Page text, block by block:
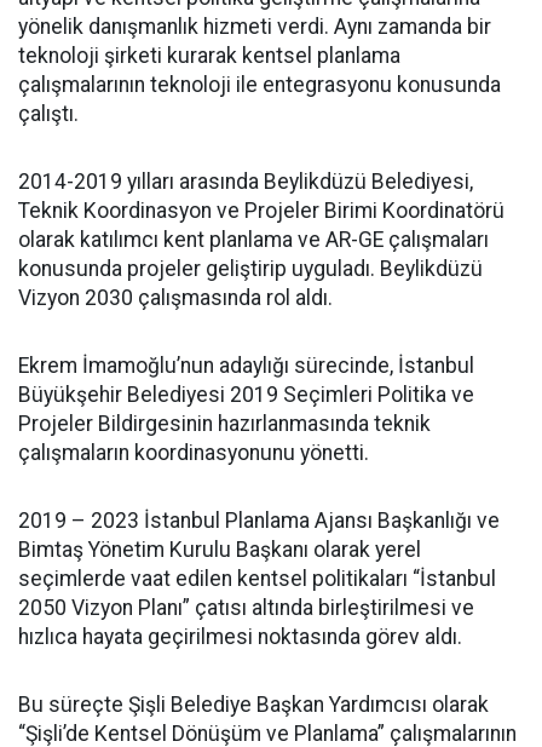
yönelik danışmanlık hizmeti verdi. Aynı zamanda bir
teknoloji şirketi kurarak kentsel planlama
çalışmalarının teknoloji ile entegrasyonu konusunda
çalıştı.
2014-2019 yılları arasında Beylikdüzü Belediyesi,
Teknik Koordinasyon ve Projeler Birimi Koordinatörü
olarak katılımcı kent planlama ve AR-GE çalışmaları
konusunda projeler geliştirip uyguladı. Beylikdüzü
Vizyon 2030 çalışmasında rol aldı.
Ekrem İmamoğlu’nun adaylığı sürecinde, İstanbul
Büyükşehir Belediyesi 2019 Seçimleri Politika ve
Projeler Bildirgesinin hazırlanmasında teknik
çalışmaların koordinasyonunu yönetti.
2019 – 2023 İstanbul Planlama Ajansı Başkanlığı ve
Bimtaş Yönetim Kurulu Başkanı olarak yerel
seçimlerde vaat edilen kentsel politikaları “İstanbul
2050 Vizyon Planı” çatısı altında birleştirilmesi ve
hızlıca hayata geçirilmesi noktasında görev aldı.
Bu süreçte Şişli Belediye Başkan Yardımcısı olarak
“Şişli’de Kentsel Dönüşüm ve Planlama” çalışmalarının